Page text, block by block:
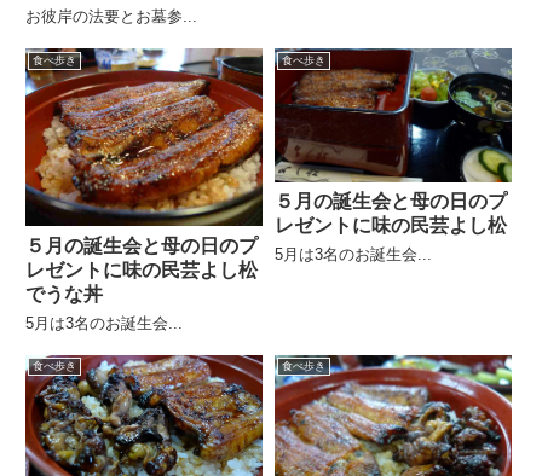
お彼岸の法要とお墓参...
食べ歩き
５月の誕生会と母の日のプ
レゼントに味の民芸よし松
でうな丼
5月は3名のお誕生会...
食べ歩き
５月の誕生会と母の日のプ
レゼントに味の民芸よし松
5月は3名のお誕生会...
食べ歩き 食べ歩き